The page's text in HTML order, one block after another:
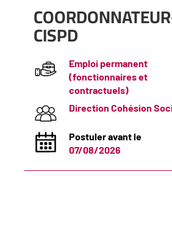
CISPD
(Nouvelle
fenêtre)
Emploi permanent
(fonctionnaires et
contractuels)
Direction Cohésion
Postuler avant le
07/08/2026